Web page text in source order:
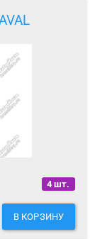
4 шт.
В КОРЗИНУ